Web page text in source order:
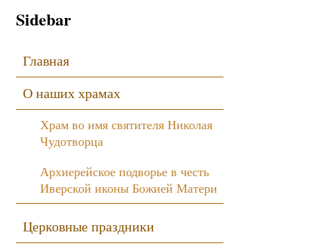
Sidebar
Главная
О наших храмах
Храм во имя святителя Николая
Чудотворца
Архиерейское подворье в честь
Иверской иконы Божией Матери
Церковные праздники